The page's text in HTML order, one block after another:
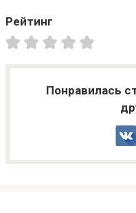
Рейтинг
Понравилась